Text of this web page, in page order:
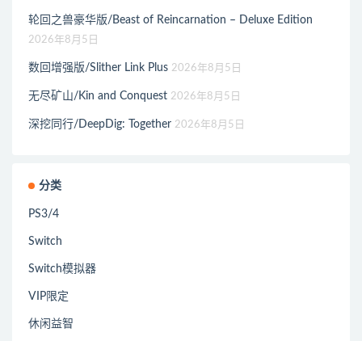
轮回之兽豪华版/Beast of Reincarnation – Deluxe Edition
2026年8月5日
数回增强版/Slither Link Plus 2026年8月5日
无尽矿山/Kin and Conquest 2026年8月5日
深挖同行/DeepDig: Together 2026年8月5日
分类
PS3/4
Switch
Switch模拟器
VIP限定
休闲益智